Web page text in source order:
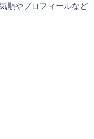
順やプロフィールなど